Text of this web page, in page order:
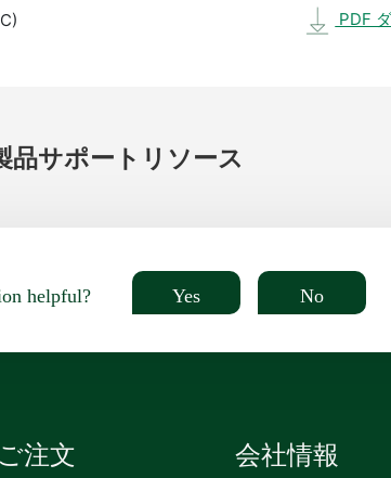
PDF
品サポート リソース
helpful? Yes No
ご注文 会社情報